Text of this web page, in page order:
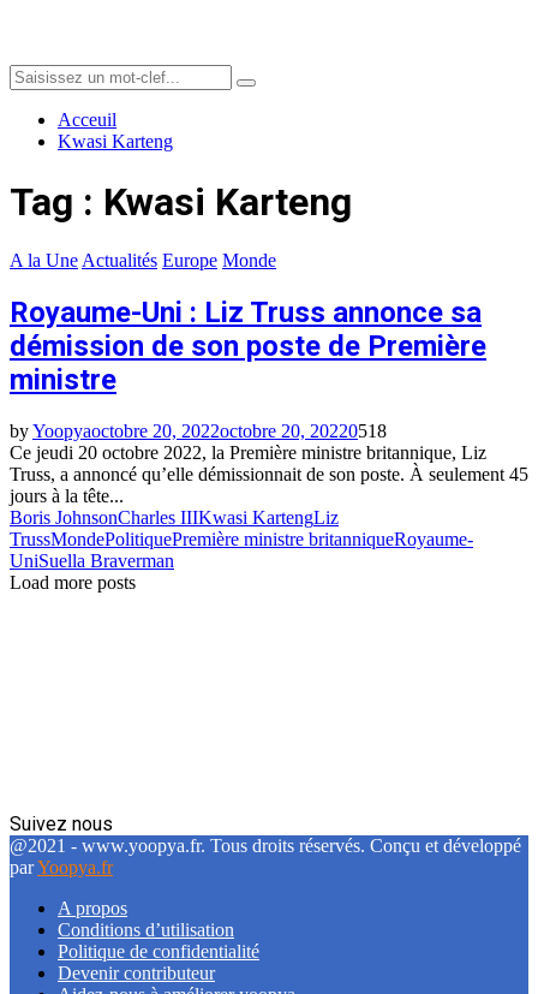
Search
for:
Search
Acceuil
Kwasi Karteng
Tag : Kwasi Karteng
A la Une Actualités Europe Monde
Royaume-Uni : Liz Truss annonce sa
démission de son poste de Première
ministre
byYoopyaoctobre 20, 2022octobre 20, 20220518
Ce jeudi 20 octobre 2022, la Première ministre britannique, Liz
Truss, a annoncé qu’elle démissionnait de son poste. À seulement 45
jours à la tête...
Boris JohnsonCharles IIIKwasi KartengLiz
TrussMondePolitiquePremière ministre britanniqueRoyaume-
UniSuella Braverman
Load more posts
Suivez nous
Facebook
Twitter
Linkedin
@2021 - www.yoopya.fr. Tous droits réservés. Conçu et développé
parYoopya.fr
A propos
Conditions d’utilisation
Politique de confidentialité
Devenir contributeur